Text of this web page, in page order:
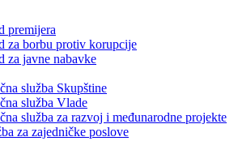
premijera
za borbu protiv korupcije
za javne nabavke
služba Skupštine
služba Vlade
služba za razvoj i međunarodne projekte
za zajedničke poslove